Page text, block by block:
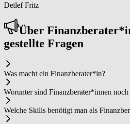
Detlef Fritz
Über
gestellte Fragen
Was macht ein Fi­nanz­be­ra­ter*in?
Worunter sind Fi­nanz­be­ra­ter*in­nen noch
Welche Skills benötigt man als